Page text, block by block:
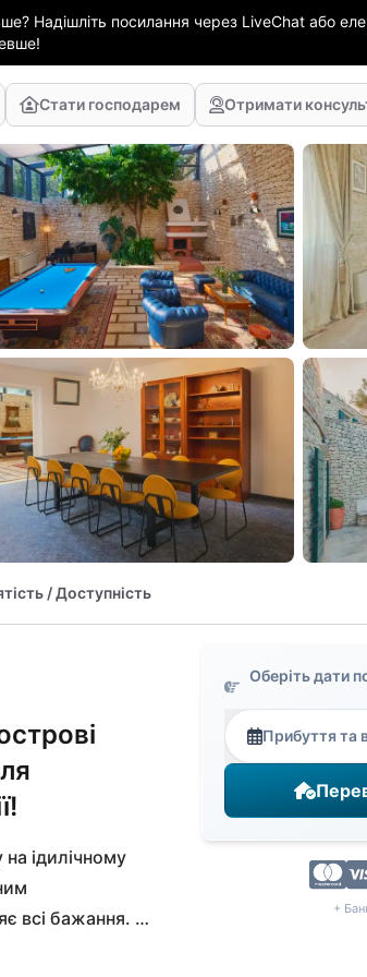
Надішліть посилання через LiveChat або
Стати господарем Отримати
/ Доступність
ідилічному
всі бажання.
Оберіть дати
Прибуття та
+